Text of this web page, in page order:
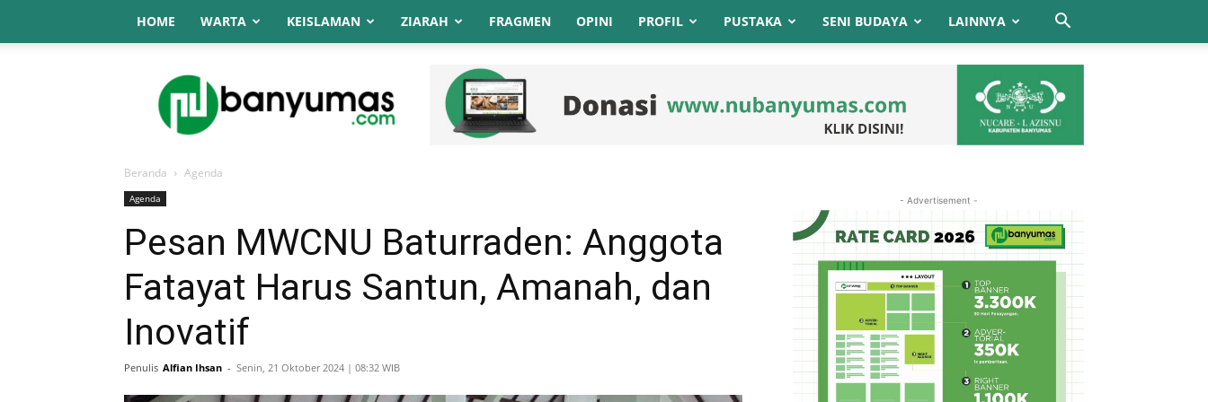
HOME WARTA KEISLAMAN ZIARAH FRAGMEN OPINI PROFIL PUSTAKA SENI BUDAYA LAINNYA
NU
Online
Banyumas
Beranda Agenda
Agenda
Pesan MWCNU Baturraden: Anggota
Fatayat Harus Santun, Amanah, dan
Inovatif
Penulis Alfian Ihsan - Senin, 21 Oktober 2024 | 08:32 WIB
- Advertisement -